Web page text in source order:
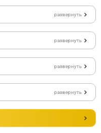
развернуть
развернуть
развернуть
развернуть